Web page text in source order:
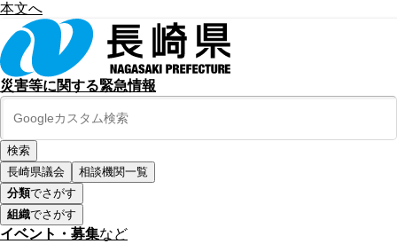
本文へ
災害等に関する緊急情報
長崎県議会
相談機関一覧
分類でさがす
組織でさがす
イベント・募集など